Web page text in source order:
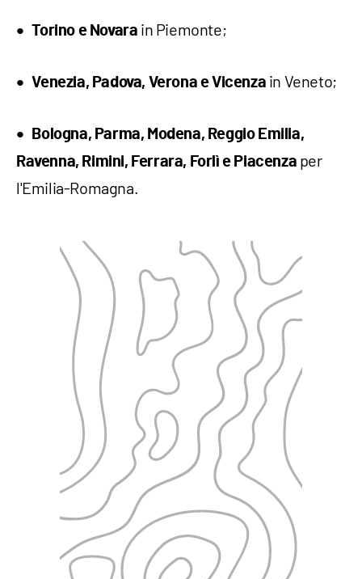
Torino e Novara in Piemonte;
Venezia, Padova, Verona e Vicenza in Veneto;
Bologna, Parma, Modena, Reggio Emilia,
Ravenna, Rimini, Ferrara, Forlì e Piacenza per
l'Emilia-Romagna.